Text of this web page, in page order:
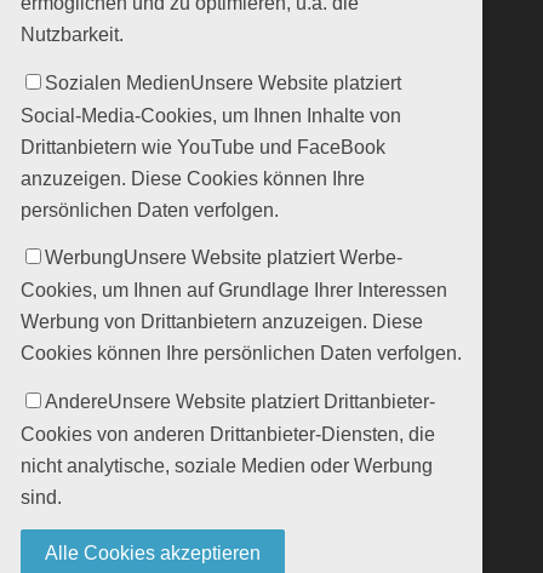
Nutzbarkeit.
Sozialen MedienUnsere Website platziert
Social-Media-Cookies, um Ihnen Inhalte von
Drittanbietern wie YouTube und FaceBook
anzuzeigen. Diese Cookies können Ihre
persönlichen Daten verfolgen.
WerbungUnsere Website platziert Werbe-
Cookies, um Ihnen auf Grundlage Ihrer Interessen
Werbung von Drittanbietern anzuzeigen. Diese
Cookies können Ihre persönlichen Daten verfolgen.
AndereUnsere Website platziert Drittanbieter-
Cookies von anderen Drittanbieter-Diensten, die
nicht analytische, soziale Medien oder Werbung
sind.
Alle Cookies akzeptieren